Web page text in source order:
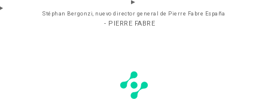
Stéphan Bergonzi, nuevo director general de Pierre Fabre España
- PIERRE FABRE